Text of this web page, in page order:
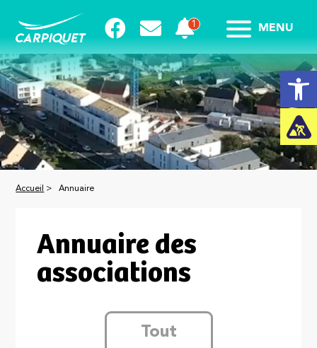
Ouvrir
MENU
Accueil > Annuaire
Annuaire des
associations
Tout